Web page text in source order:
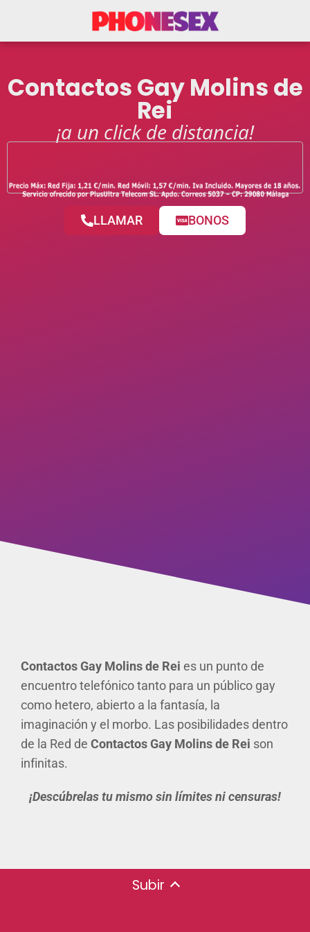
Contactos Gay Molins de
Rei
¡a un click de distancia!
LLAMAR BONOS
Contactos Gay Molins de Rei es un punto de
encuentro telefónico tanto para un público gay
como hetero, abierto a la fantasía, la
imaginación y el morbo. Las posibilidades dentro
de la Red de Contactos Gay Molins de Rei son
infinitas.
¡Descúbrelas tu mismo sin límites ni censuras!
Subir